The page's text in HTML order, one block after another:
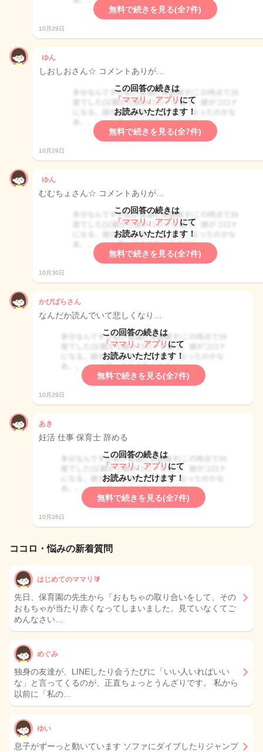
無料で続きを見る(全7件)
10月29日
ゆん
しおしおさん☆ コメントありが…
この回答の続きは
「ママリ」アプリ にて
お読みいただけます！
無料で続きを見る(全7件)
10月29日
ゆん
むむちょさん☆ コメントありが…
この回答の続きは
「ママリ」アプリ にて
お読みいただけます！
無料で続きを見る(全7件)
10月30日
かぴばらさん
なんだか読んでいて悲しくなり…
この回答の続きは
「ママリ」アプリ にて
お読みいただけます！
無料で続きを見る(全7件)
10月29日
あき
妊活 仕事 保育士 辞める
この回答の続きは
「ママリ」アプリ にて
お読みいただけます！
無料で続きを見る(全7件)
10月26日
ココロ・悩みの新着質問
はじめてのママリ🔰
先日、保育園の先生から『おもちゃの取り合いをして、その
おもちゃが当たり赤くなってしまいました。見ていなくてご
めんなさい…
めぐみ
独身の友達が、LINEしたり会うたびに「いい人いればいい
な」と言ってくるのが、正直ちょっとうんざりです。 私から
以前に「私の…
ゆい
息子がずーっと動いています ソファにダイブしたりジャンプ